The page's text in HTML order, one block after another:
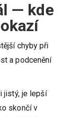
— kde
chyby při
a podcenění
jistý, je lepší
skončí v